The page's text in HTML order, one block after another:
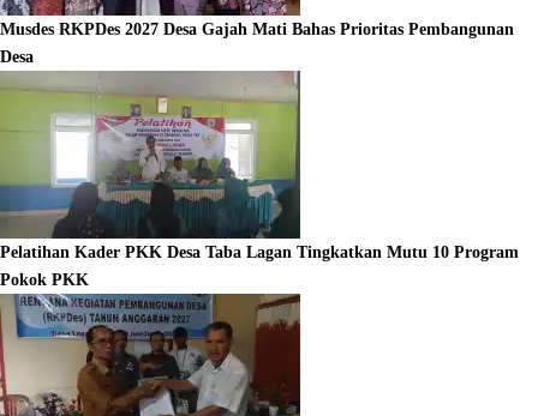
Musdes RKPDes 2027 Desa Gajah Mati Bahas Prioritas Pembangunan
Desa
Pelatihan Kader PKK Desa Taba Lagan Tingkatkan Mutu 10 Program
Pokok PKK